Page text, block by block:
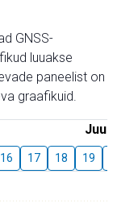
GNSS-
luuakse
paneelist on
graafikuid.
Juuli
16 17 18 19